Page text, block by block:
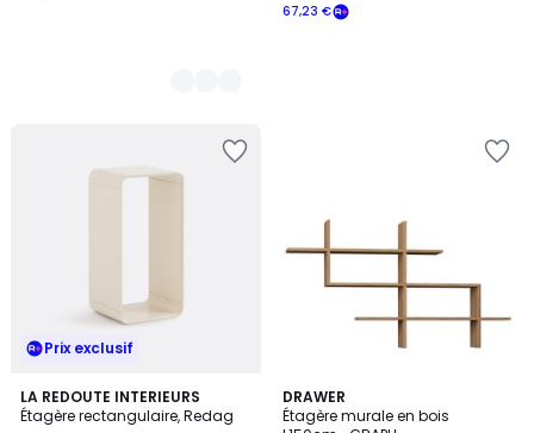
67,23 €
Prix exclusif
LA REDOUTE INTERIEURS
Étagère rectangulaire, Redag
2
Couleurs
DRAWER
Étagère murale en bois